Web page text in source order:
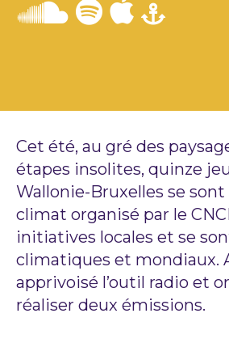
Cet été, au gré des
étapes insolites, quinze
Wallonie-Bruxelles se
climat organisé par le
initiatives locales et se
climatiques et mondiaux.
apprivoisé l’outil radio et
réaliser deux émissions.